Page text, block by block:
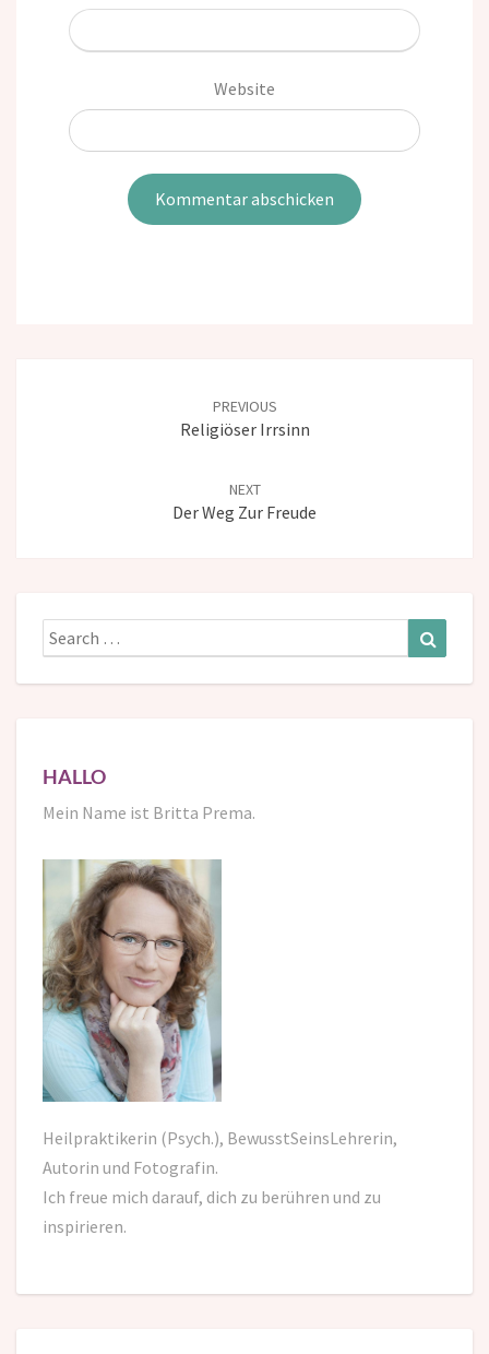
Website
PREVIOUS
Religiöser Irrsinn
NEXT
Der Weg Zur Freude
Search
for:
HALLO
Mein Name ist Britta Prema.
Heilpraktikerin (Psych.), BewusstSeinsLehrerin,
Autorin und Fotografin.
Ich freue mich darauf, dich zu berühren und zu
inspirieren.